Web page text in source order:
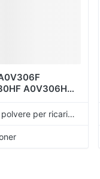
A0V306H
Polvere di
Per Konica
Modello: Toner in polvere per ricarica universale